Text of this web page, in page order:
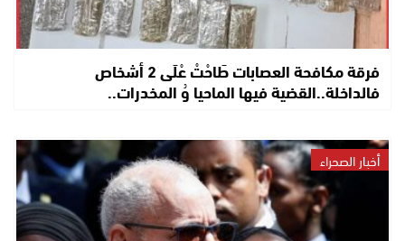
فرقة مكافحة العصابات طَاحْتْ عْلَى 2 أشخاص
فالداخلة..القضية فيها الماحيا وُ المخدرات..
أخبار الصحراء